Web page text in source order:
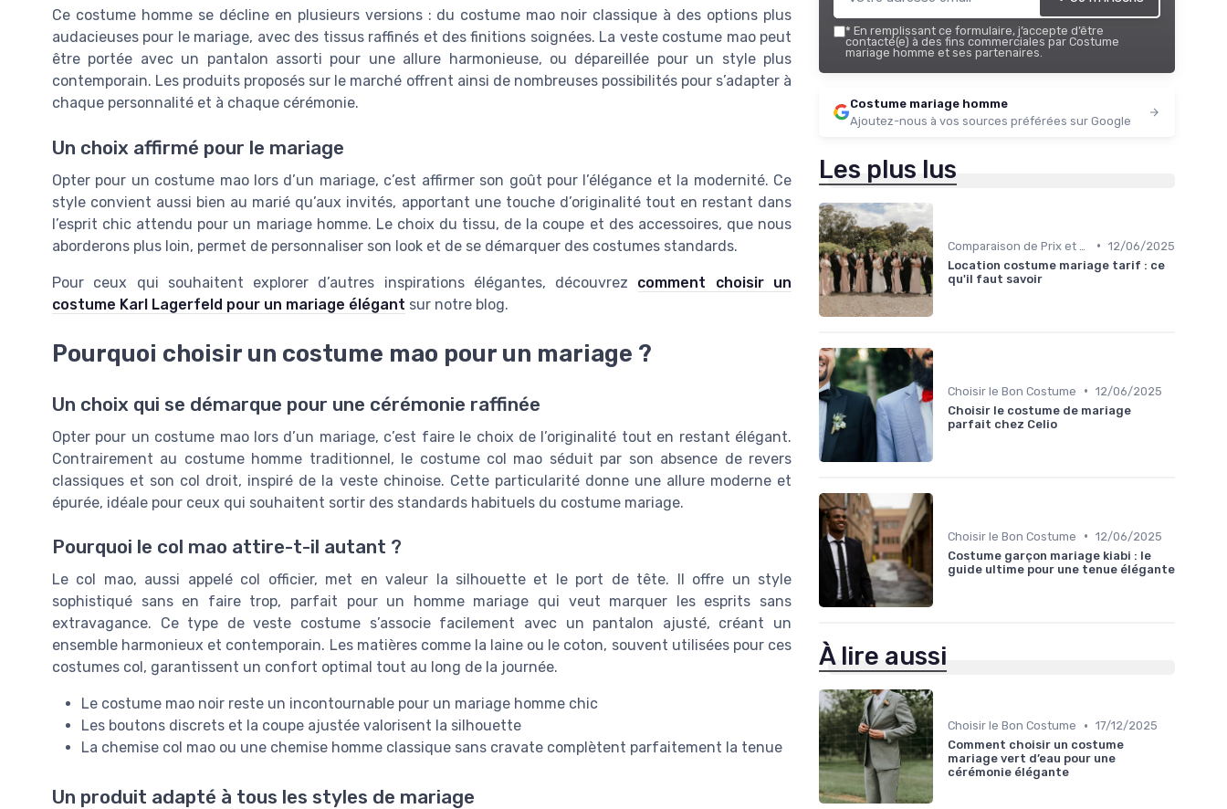
Ce costume homme se décline en plusieurs versions : du costume mao noir classique à des options plus
audacieuses pour le mariage, avec des tissus raffinés et des finitions soignées. La veste costume mao peut
être portée avec un pantalon assorti pour une allure harmonieuse, ou dépareillée pour un style plus
contemporain. Les produits proposés sur le marché offrent ainsi de nombreuses possibilités pour s’adapter à
chaque personnalité et à chaque cérémonie.
Un choix affirmé pour le mariage
Opter pour un costume mao lors d’un mariage, c’est affirmer son goût pour l’élégance et la modernité. Ce
style convient aussi bien au marié qu’aux invités, apportant une touche d’originalité tout en restant dans
l’esprit chic attendu pour un mariage homme. Le choix du tissu, de la coupe et des accessoires, que nous
aborderons plus loin, permet de personnaliser son look et de se démarquer des costumes standards.
Pour ceux qui souhaitent explorer d’autres inspirations élégantes, découvrez comment choisir un
costume Karl Lagerfeld pour un mariage élégant sur notre blog.
Pourquoi choisir un costume mao pour un mariage ?
Un choix qui se démarque pour une cérémonie raffinée
Opter pour un costume mao lors d’un mariage, c’est faire le choix de l’originalité tout en restant élégant.
Contrairement au costume homme traditionnel, le costume col mao séduit par son absence de revers
classiques et son col droit, inspiré de la veste chinoise. Cette particularité donne une allure moderne et
épurée, idéale pour ceux qui souhaitent sortir des standards habituels du costume mariage.
Pourquoi le col mao attire-t-il autant ?
Le col mao, aussi appelé col officier, met en valeur la silhouette et le port de tête. Il offre un style
sophistiqué sans en faire trop, parfait pour un homme mariage qui veut marquer les esprits sans
extravagance. Ce type de veste costume s’associe facilement avec un pantalon ajusté, créant un
ensemble harmonieux et contemporain. Les matières comme la laine ou le coton, souvent utilisées pour ces
costumes col, garantissent un confort optimal tout au long de la journée.
Le costume mao noir reste un incontournable pour un mariage homme chic
Les boutons discrets et la coupe ajustée valorisent la silhouette
La chemise col mao ou une chemise homme classique sans cravate complètent parfaitement la tenue
Un produit adapté à tous les styles de mariage
* En remplissant ce formulaire, j’accepte d’être
contacté(e) à des fins commerciales par Costume
mariage homme et ses partenaires.
Costume mariage homme
Ajoutez-nous à vos sources préférées sur Google
Les plus lus
• 12/06/2025
Location costume mariage tarif : ce
qu'il faut savoir
Choisir le Bon Costume • 12/06/2025
Choisir le costume de mariage
parfait chez Celio
Choisir le Bon Costume • 12/06/2025
Costume garçon mariage kiabi : le
guide ultime pour une tenue élégante
À lire aussi
Choisir le Bon Costume • 17/12/2025
Comment choisir un costume
mariage vert d’eau pour une
cérémonie élégante